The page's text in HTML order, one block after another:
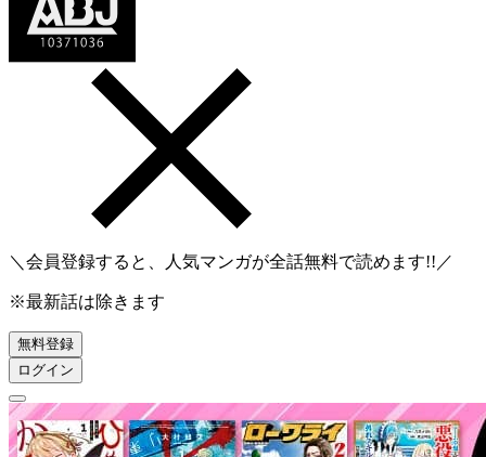
＼会員登録すると、人気マンガが全話無料で読めます!!／
※最新話は除きます
無料登録
ログイン